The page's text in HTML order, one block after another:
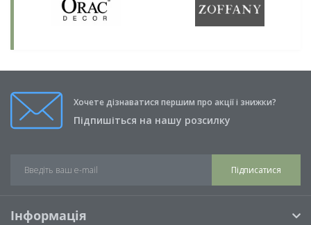
Хочете дізнаватися першим про акції і знижки?
Підпишіться на нашу розсилку
Підписатися
Інформація